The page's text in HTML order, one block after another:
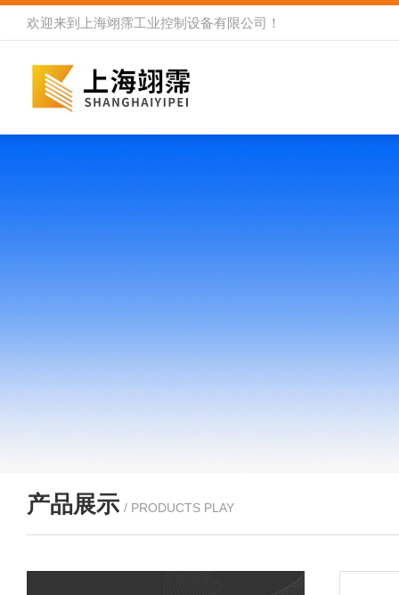
欢迎来到 上海翊霈工业控制设备有限公司 ！
产品展示 / PRODUCTS PLAY